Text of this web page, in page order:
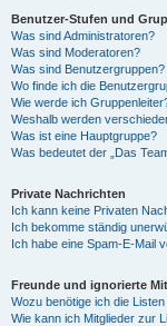
Benutzer-Stufen und
Was sind Administratoren?
Was sind Moderatoren?
Was sind Benutzergruppen?
Wo finde ich die
Wie werde ich
Weshalb werden
Was ist eine Hauptgruppe?
Was bedeutet der „Das
Private Nachrichten
Ich kann keine Privaten
Ich bekomme ständig
Ich habe eine Spam-E-Mail
Freunde und ignorierte
Wozu benötige ich die
Wie kann ich Mitglieder zur